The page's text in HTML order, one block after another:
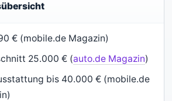
€ (mobile.de Magazin)
25.000 € (auto.de Magazin)
bis 40.000 € (mobile.de